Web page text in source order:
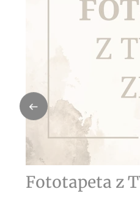
Fototapeta z